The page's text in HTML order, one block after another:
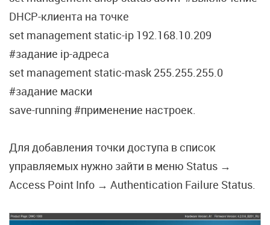
DHCP-клиента на точке
set management static-ip 192.168.10.209
#задание ip-адреса
set management static-mask 255.255.255.0
#задание маски
save-running #применение настроек.
Для добавления точки доступа в список
управляемых нужно зайти в меню Status →
Access Point Info → Authentication Failure Status.